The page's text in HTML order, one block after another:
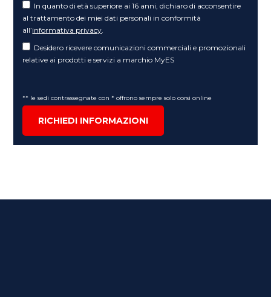
In quanto di età superiore ai 16 anni, dichiaro di acconsentire
al trattamento dei miei dati personali in conformità
all’informativa privacy
Desidero ricevere comunicazioni commerciali e promozionali
relative ai prodotti e servizi a marchio MyES
** le sedi contrassegnate con * offrono sempre solo corsi online
RICHIEDI INFORMAZIONI